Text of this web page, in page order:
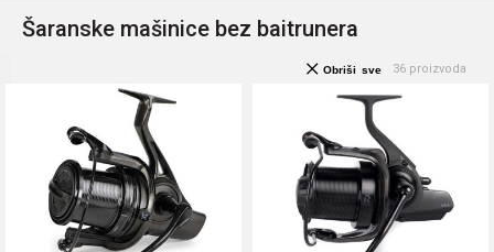
Šaranske mašinice bez baitrunera
36 proizvoda
Obriši sve